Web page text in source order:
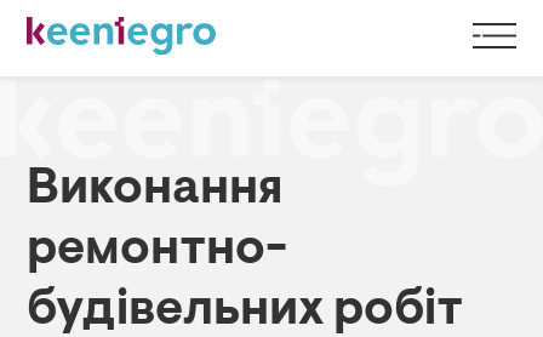
Виконання
ремонтно-
будівельних робіт